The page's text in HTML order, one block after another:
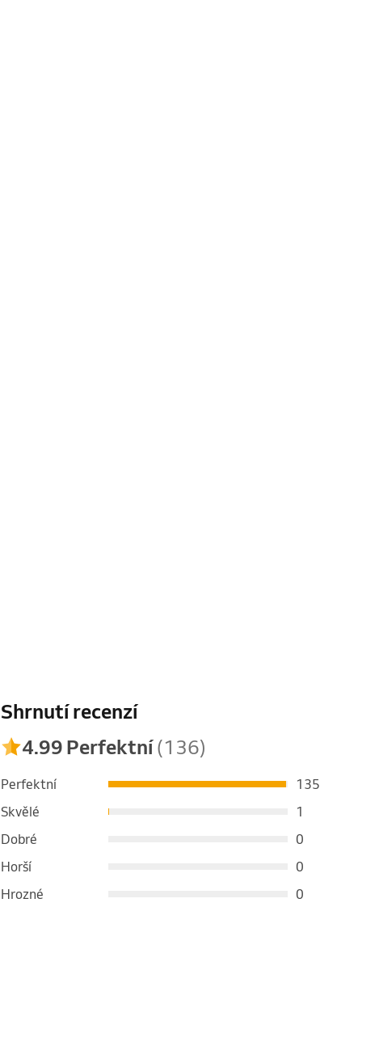
Shrnutí recenzí
4.99 Perfektní(136)
Perfektní
135
Skvělé
1
Dobré
0
Horší
0
Hrozné
0